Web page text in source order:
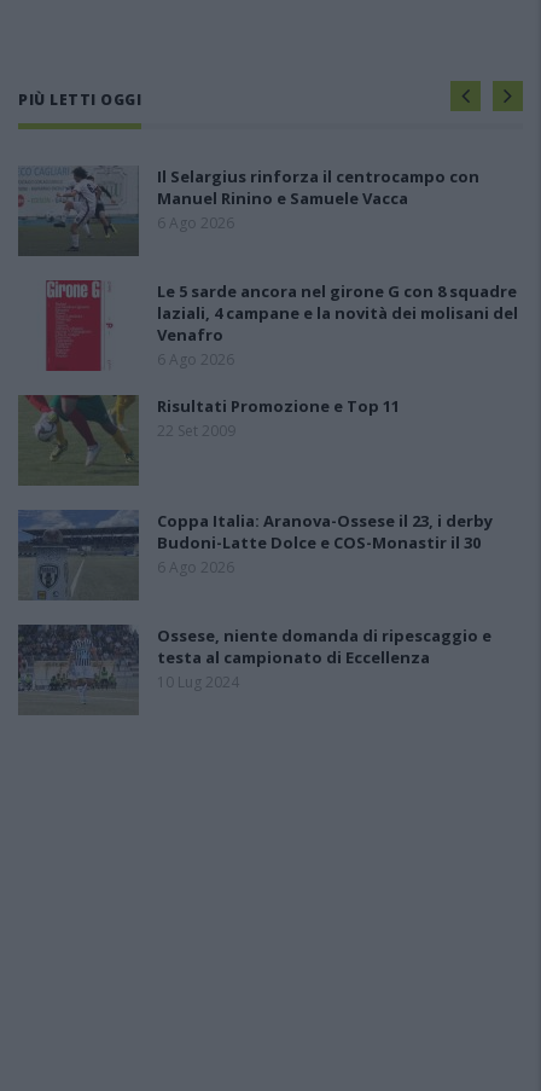
PIÙ LETTI OGGI
Il Selargius rinforza il centrocampo con
Manuel Rinino e Samuele Vacca
6 Ago 2026
Le 5 sarde ancora nel girone G con 8 squadre
laziali, 4 campane e la novità dei molisani del
Venafro
6 Ago 2026
Risultati Promozione e Top 11
22 Set 2009
Coppa Italia: Aranova-Ossese il 23, i derby
Budoni-Latte Dolce e COS-Monastir il 30
6 Ago 2026
Ossese, niente domanda di ripescaggio e
testa al campionato di Eccellenza
10 Lug 2024